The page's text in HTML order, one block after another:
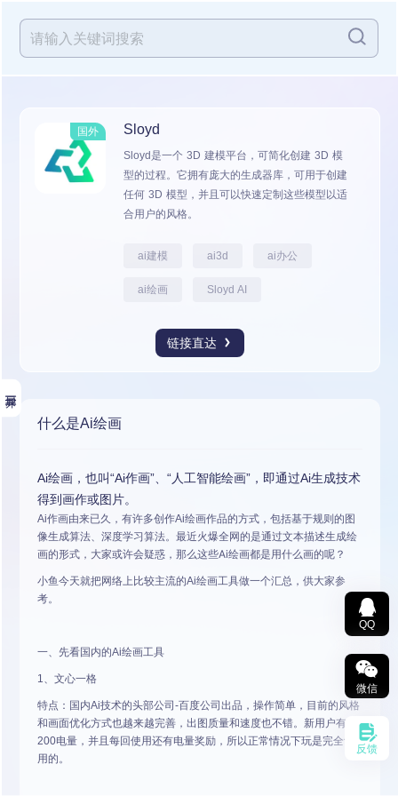
国外 Sloyd
Sloyd是一个 3D 建模平台，可简化创建 3D 模
型的过程。它拥有庞大的生成器库，可用于创建
任何 3D 模型，并且可以快速定制这些模型以适
合用户的风格。
ai建模 ai3d ai办公
ai绘画 Sloyd AI
链接直达
什么是Ai绘画
Ai绘画，也叫“Ai作画”、“人工智能绘画”，即通过Ai生成技术
得到画作或图片。
Ai作画由来已久，有许多创作Ai绘画作品的方式，包括基于规则的图
像生成算法、深度学习算法。最近火爆全网的是通过文本描述生成绘
画的形式，大家或许会疑惑， 那么这些Ai绘画都是用什么画的呢？
小鱼今天就把网络上比较主流的Ai绘画工具做一个汇总，供大家参
考。
一、先看国内的Ai绘画工具
1、文心一格
特点：国内Ai技术的头部公司-百度公司出品，操作简单，目前的风格
和画面优化方式也越来越完善，出图质量和速度也不错。新用户有
200电量，并且每回使用还有电量奖励，所以正常情况下玩是完全够
用的。
QQ
微信
反馈